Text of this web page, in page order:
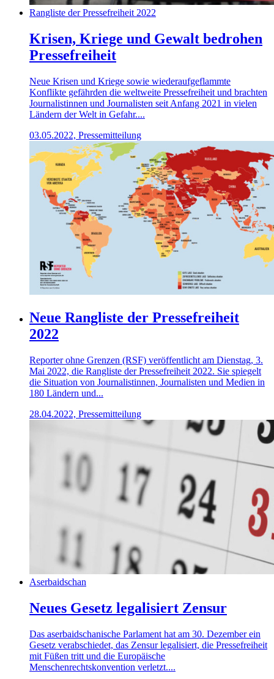
Rangliste der Pressefreiheit 2022
Krisen, Kriege und Gewalt bedrohen
Pressefreiheit
Neue Krisen und Kriege sowie wiederaufgeflammte
Konflikte gefährden die weltweite Pressefreiheit und brachten
Journalistinnen und Journalisten seit Anfang 2021 in vielen
Ländern der Welt in Gefahr....
03.05.2022, Pressemitteilung
Neue Rangliste der Pressefreiheit
2022
Reporter ohne Grenzen (RSF) veröffentlicht am Dienstag, 3.
Mai 2022, die Rangliste der Pressefreiheit 2022. Sie spiegelt
die Situation von Journalistinnen, Journalisten und Medien in
180 Ländern und...
28.04.2022, Pressemitteilung
Aserbaidschan
Neues Gesetz legalisiert Zensur
Das aserbaidschanische Parlament hat am 30. Dezember ein
Gesetz verabschiedet, das Zensur legalisiert, die Pressefreiheit
mit Füßen tritt und die Europäische
Menschenrechtskonvention verletzt....